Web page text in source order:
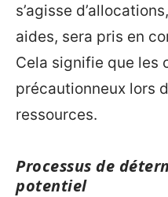
s’agisse
aides, sera pris en
Cela signifie que les
précautionneux lors
ressources.
Processus de
potentiel